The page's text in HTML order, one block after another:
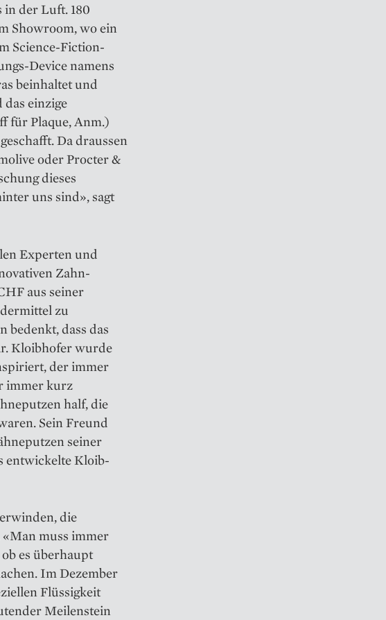
in der Luft. 180
Showroom, wo ein
Science-Fiction-
Device namens
beinhaltet und
einzige
für Plaque, Anm.)
Da draussen
oder Procter &
dieses
uns sind», sagt
Experten und
Zahn­
aus seiner
zu
bedenkt, dass das
Kloibhofer wurde
der immer
immer kurz
half, die
Sein Freund
seiner
entwickelte Kloib­
die
muss immer
es überhaupt
Im Dezember
Flüssigkeit
Meilenstein